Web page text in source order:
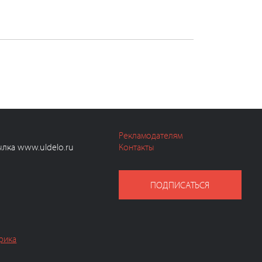
www.uldelo.ru
Рекламодателям
Контакты
ПОДПИСАТЬСЯ